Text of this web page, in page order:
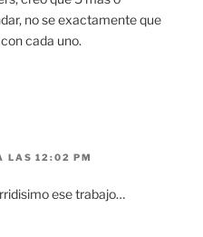
no se exactamente que
cada uno.
LAS 12:02 PM
ese trabajo…